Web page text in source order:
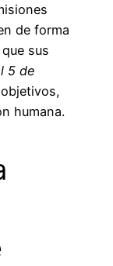
de forma
sus
5 de
humana.